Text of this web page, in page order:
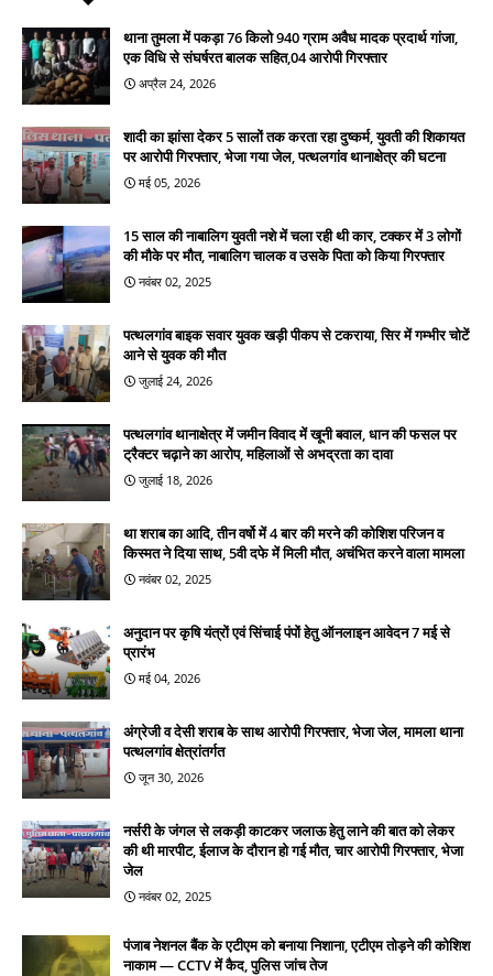
थाना तुमला में पकड़ा 76 किलो 940 ग्राम अवैध मादक प्रदार्थ गांजा,
एक विधि से संघर्षरत बालक सहित,04 आरोपी गिरफ्तार
अप्रैल 24, 2026
शादी का झांसा देकर 5 सालों तक करता रहा दुष्कर्म, युवती की शिकायत
पर आरोपी गिरफ्तार, भेजा गया जेल, पत्थलगांव थानाक्षेत्र की घटना
मई 05, 2026
15 साल की नाबालिग युवती नशे में चला रही थी कार, टक्कर में 3 लोगों
की मौके पर मौत, नाबालिग चालक व उसके पिता को किया गिरफ्तार
नवंबर 02, 2025
पत्थलगांव बाइक सवार युवक खड़ी पीकप से टकराया, सिर में गम्भीर चोटें
आने से युवक की मौत
जुलाई 24, 2026
पत्थलगांव थानाक्षेत्र में जमीन विवाद में खूनी बवाल, धान की फसल पर
ट्रैक्टर चढ़ाने का आरोप, महिलाओं से अभद्रता का दावा
जुलाई 18, 2026
था शराब का आदि, तीन वर्षो में 4 बार की मरने की कोशिश परिजन व
किस्मत ने दिया साथ, 5वी दफे में मिली मौत, अचंभित करने वाला मामला
नवंबर 02, 2025
अनुदान पर कृषि यंत्रों एवं सिंचाई पंपों हेतु ऑनलाइन आवेदन 7 मई से
प्रारंभ
मई 04, 2026
अंग्रेजी व देसी शराब के साथ आरोपी गिरफ्तार, भेजा जेल, मामला थाना
पत्थलगांव क्षेत्रांतर्गत
जून 30, 2026
नर्सरी के जंगल से लकड़ी काटकर जलाऊ हेतु लाने की बात को लेकर
की थी मारपीट, ईलाज के दौरान हो गई मौत, चार आरोपी गिरफ्तार, भेजा
जेल
नवंबर 02, 2025
पंजाब नेशनल बैंक के एटीएम को बनाया निशाना, एटीएम तोड़ने की कोशिश
नाकाम — CCTV में कैद, पुलिस जांच तेज